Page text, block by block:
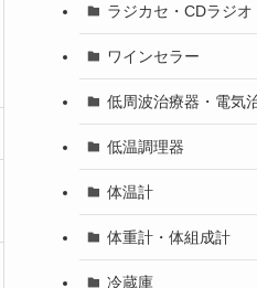
ラジカセ・CDラジオ
ワインセラー
低周波治療器・電気
低温調理器
体温計
体重計・体組成計
冷蔵庫